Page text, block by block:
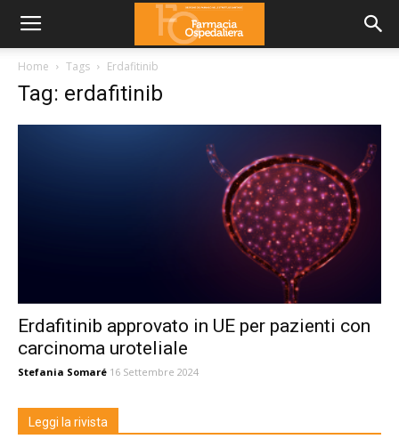
Home Tags Erdafitinib
Tag: erdafitinib
Erdafitinib approvato in UE per pazienti con
carcinoma uroteliale
Stefania Somaré 16 Settembre 2024
Leggi la rivista